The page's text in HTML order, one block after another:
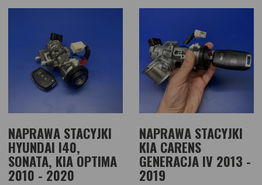
NAPRAWA STACYJKI
HYUNDAI I40,
SONATA, KIA OPTIMA
2010 - 2020
NAPRAWA STACYJKI
KIA CARENS
GENERACJA IV 2013 -
2019